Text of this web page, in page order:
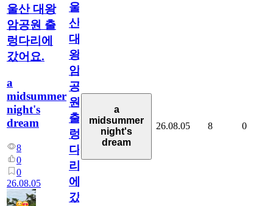
울산 대왕
암공원 출
렁다리에
갔어요.
a
midsummer
night's
dream
8
0
0
26.08.05
울
산
대
왕
암
공
원
출
렁
다
리
에
갔
a
midsummer
night's
dream
26.08.05 8 0